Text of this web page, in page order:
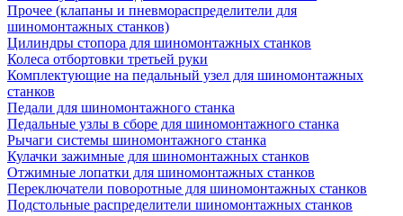
Прочее (клапаны и пневмораспределители для
шиномонтажных станков)
Цилиндры стопора для шиномонтажных станков
Колеса отбортовки третьей руки
Комплектующие на педальный узел для шиномонтажных
станков
Педали для шиномонтажного станка
Педальные узлы в сборе для шиномонтажного станка
Рычаги системы шиномонтажного станка
Кулачки зажимные для шиномонтажных станков
Отжимные лопатки для шиномонтажных станков
Переключатели поворотные для шиномонтажных станков
Подстольные распределители шиномонтажных станков